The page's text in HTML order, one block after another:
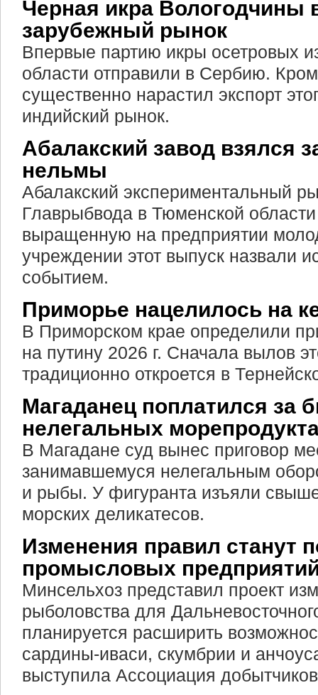
Черная икра
зарубежный рынок
Впервые партию икры осетровых
области отправили в Сербию.
существенно нарастил экспорт
индийский рынок.
Абалакский завод взялся
нельмы
Абалакский экспериментальный
Главрыбвода в Тюменской
выращенную на предприятии
учреждении этот выпуск назвали
событием.
Приморье нацелилось на
В Приморском крае определили
на путину 2026 г. Сначала вылов
традиционно откроется в
Магаданец поплатился за
нелегальных
В Магадане суд вынес приговор
занимавшемуся нелегальным
и рыбы. У фигуранта изъяли
морских деликатесов.
Изменения правил станут
промысловых
Минсельхоз представил проект
рыболовства для
планируется расширить
сардины-иваси, скумбрии и
выступила Ассоциация